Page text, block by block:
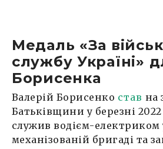
Медаль «За
службу Україні»
Борисенка
Валерій Борисенко став на
Батьківщини у березні
служив водієм-електриком
механізованій бригаді та